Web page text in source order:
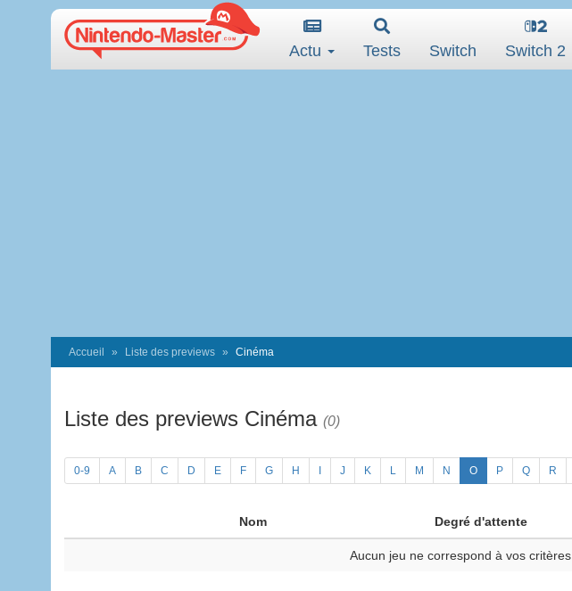
Actu Tests Switch Switch 2
Accueil Liste des previews Cinéma
Liste des previews Cinéma (0)
0-9 A B C D E F G H J K L M N O P Q R
Nom Degré d'attente
Aucun jeu ne correspond à vos critères.